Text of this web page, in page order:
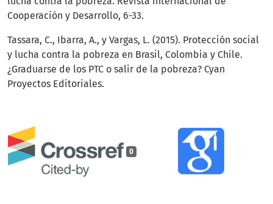
0
Cooperación y Desarrollo, 6-33.
Tassara, C., Ibarra, A., y Vargas, L. (2015). Protección social
y lucha contra la pobreza en Brasil, Colombia y Chile.
¿Graduarse de los PTC o salir de la pobreza? Cyan
Proyectos Editoriales.